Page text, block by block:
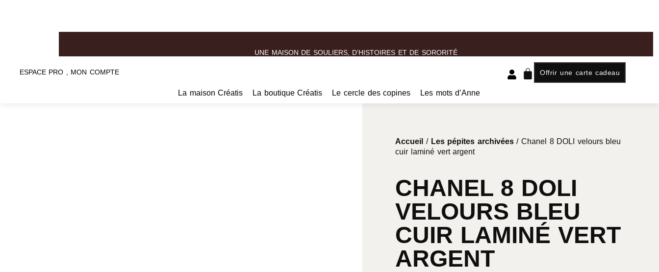
UNE MAISON DE SOULIERS, D’HISTOIRES ET DE SORORITÉ
ESPACE PRO , MON COMPTE Offrir une carte cadeau
La maison Créatis La boutique Créatis Le cercle des copines Les mots d’Anne
Accueil / Les pépites archivées/ Chanel 8 DOLI velours bleu
cuir laminé vert argent
CHANEL 8 DOLI
VELOURS BLEU
CUIR LAMINÉ VERT
ARGENT